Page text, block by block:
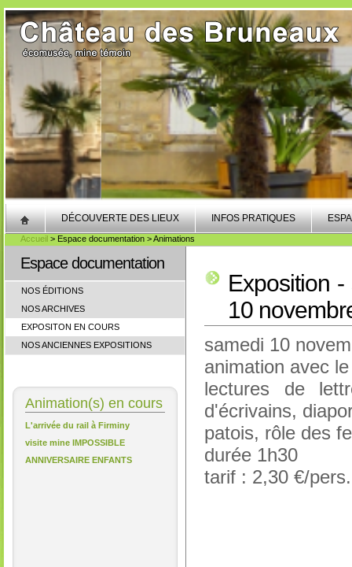
DÉCOUVERTE DES LIEUX INFOS PRATIQUES
Accueil > Espace documentation > Animations
Espace documentation
NOS ÉDITIONS
NOS ARCHIVES
EXPOSITON EN COURS
NOS ANCIENNES EXPOSITIONS
Animation(s) en cours
L'arrivée du rail à Firminy
visite mine IMPOSSIBLE
ANNIVERSAIRE ENFANTS
Exposition
10
samedi 10
animation avec
lectures de
d'écrivains,
patois, rôle des
durée 1h30
tarif : 2,30 €/